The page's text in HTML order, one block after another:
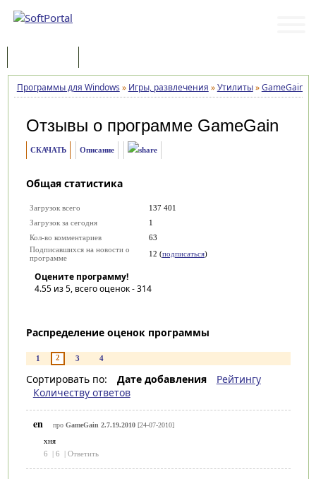
Программы для Windows » Игры, развлечения »Утилиты»GameGain
Отзывы о программе GameGain
СКАЧАТЬ Описание
Общая статистика
Загрузок всего
137 401
Загрузок за сегодня
1
Кол-во комментариев
63
Подписавшихся на новости о
программе
12 (подписаться)
Оцените программу!
4.55из 5, всего оценок -314
Распределение оценок программы
1 2 3 4
Сортировать по: Дате добавления
Рейтингу
Количеству ответов
en про GameGain 2.7.19.2010[24-07-2010]
хня
6
| 6 | Ответить